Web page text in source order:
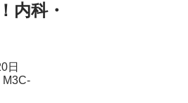
内科・
日
M3C-